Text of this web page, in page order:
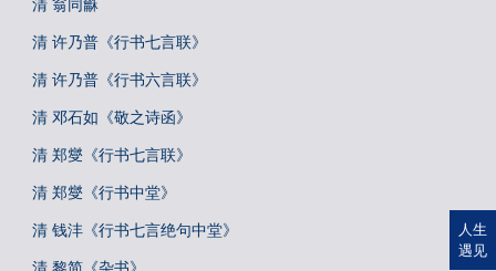
清 翁同龢
清 许乃普《行书七言联》
清 许乃普《行书六言联》
清 邓石如《敬之诗函》
清 郑燮《行书七言联》
清 郑燮《行书中堂》
清 钱沣《行书七言绝句中堂》
人生
遇见